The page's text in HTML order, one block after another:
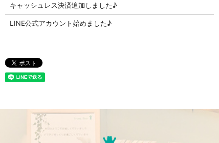
キャッシュレス決済追加しました♪
LINE公式アカウント始めました♪